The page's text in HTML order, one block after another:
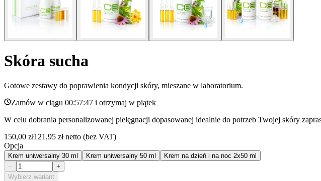
Skóra sucha
Gotowe zestawy do poprawienia kondycji skóry, mieszane w laboratorium.
Zamów w ciągu 00:57:47 i otrzymaj w piątek
W celu dobrania personalizowanej pielęgnacji dopasowanej idealnie do potrzeb Twojej skóry
150,00 zł121,95 zł netto (bez VAT)
Opcja
Krem uniwersalny 30 ml Krem uniwersalny 50 ml
Krem na dzień i na noc 2x50 ml
−
+
Wybierz wariant